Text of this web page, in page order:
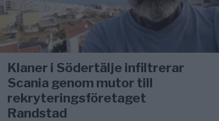
Klaner i Södertälje infiltrerar
Scania genom mutor till
rekryteringsföretaget
Randstad